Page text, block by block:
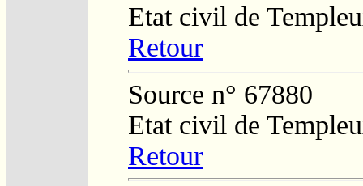
Etat civil de
Retour
Source n° 67880
Etat civil de
Retour